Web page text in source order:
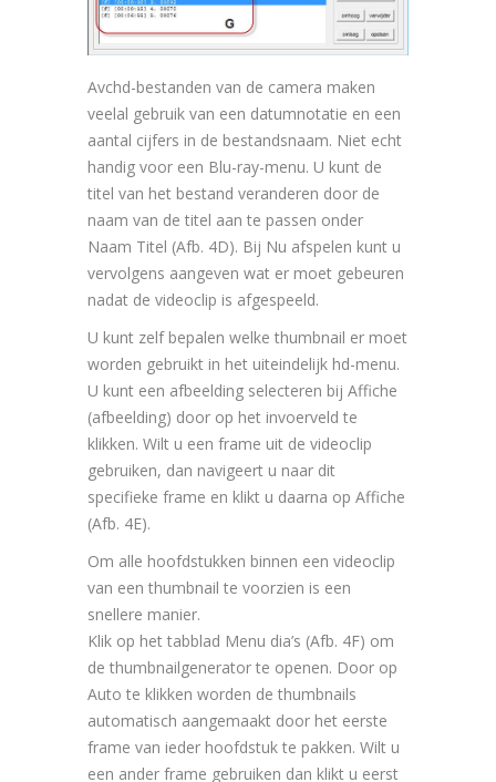
Avchd-bestanden van de camera maken
veelal gebruik van een datumnotatie en een
aantal cijfers in de bestandsnaam. Niet echt
handig voor een Blu-ray-menu. U kunt de
titel van het bestand veranderen door de
naam van de titel aan te passen onder
Naam Titel (Afb. 4D). Bij Nu afspelen kunt u
vervolgens aangeven wat er moet gebeuren
nadat de videoclip is afgespeeld.
U kunt zelf bepalen welke thumbnail er moet
worden gebruikt in het uiteindelijk hd-menu.
U kunt een afbeelding selecteren bij Affiche
(afbeelding) door op het invoerveld te
klikken. Wilt u een frame uit de videoclip
gebruiken, dan navigeert u naar dit
specifieke frame en klikt u daarna op Affiche
(Afb. 4E).
Om alle hoofdstukken binnen een videoclip
van een thumbnail te voorzien is een
snellere manier.
Klik op het tabblad Menu dia’s (Afb. 4F) om
de thumbnailgenerator te openen. Door op
Auto te klikken worden de thumbnails
automatisch aangemaakt door het eerste
frame van ieder hoofdstuk te pakken. Wilt u
een ander frame gebruiken dan klikt u eerst